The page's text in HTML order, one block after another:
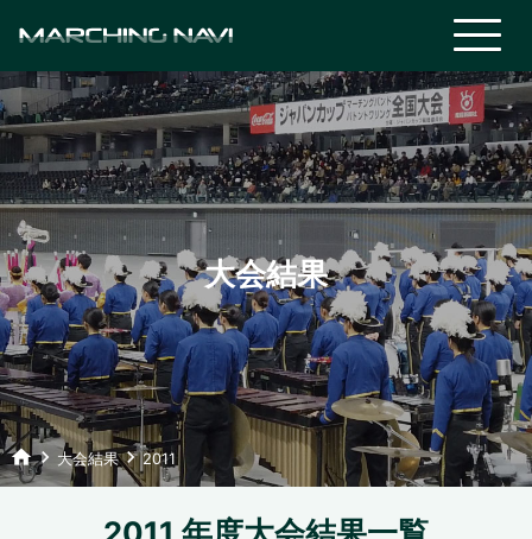
大会結果
homekeyboard_arrow_right 大会結果keyboard_arrow_right2011